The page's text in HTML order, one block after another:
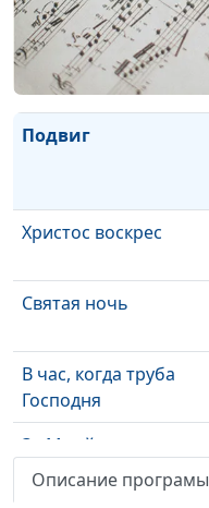
Ша Штил
Подвиг
Христос воскрес
Святая ночь
В час, когда труба
Господня
За Мной иди
Описание програмы